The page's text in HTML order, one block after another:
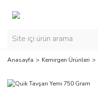
Anasayfa Kemirgen Ürünleri